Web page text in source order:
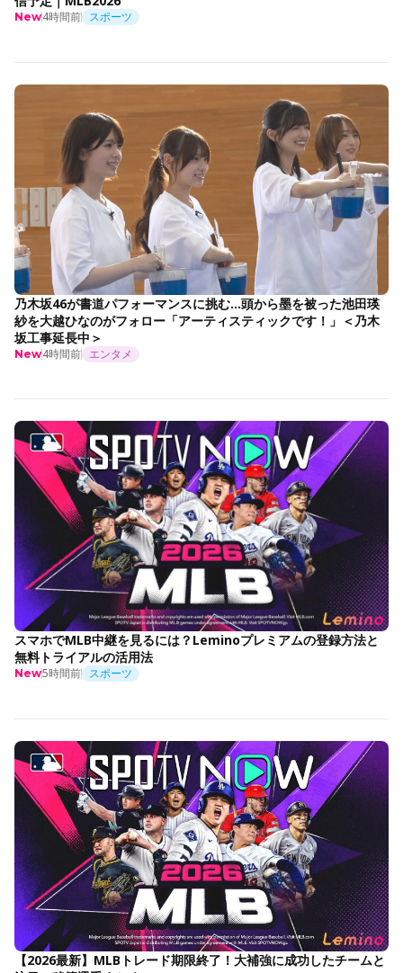
New4時間前 スポーツ
乃木坂46が書道パフォーマンスに挑む…頭から墨を被った池田瑛
紗を大越ひなのがフォロー「アーティスティックです！」＜乃木
坂工事延長中＞
New4時間前 エンタメ
スマホでMLB中継を見るには？Leminoプレミアムの登録方法と
無料トライアルの活用法
New5時間前 スポーツ
【2026最新】MLBトレード期限終了！大補強に成功したチームと